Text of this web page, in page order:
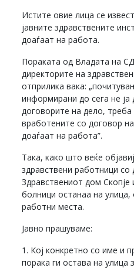
Истите овие лица се
јавните здравствените
доаѓаат на работа.
Пораката од Владата на
директорите на
отприлика вака:
информирани до сега не ја
договорите на дело, треба
вработените со договор
доаѓаат на работа”.
Така, како што веќе
здравствени работници
Здравствениот дом Скопје
болници останаа на улица,
работни места.
Јавно прашуваме:
1. Кој конкретно со име и
порака ги остава на улица